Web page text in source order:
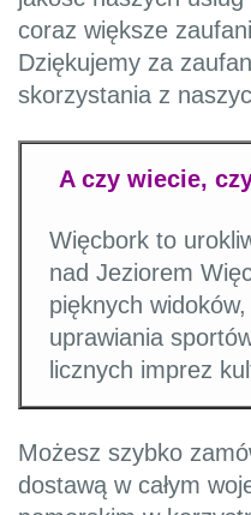
coraz większe
Dziękujemy za
skorzystania z
A czy wiecie,
Więcbork to
nad Jeziorem
pięknych
uprawiania
licznych imprez
Możesz szybko
dostawą w całym